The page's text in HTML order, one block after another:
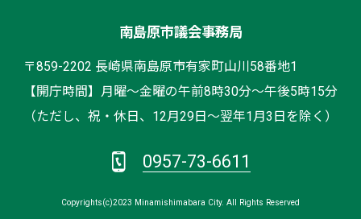
南島原市議会事務局
〒859-2202 長崎県南島原市有家町山川58番地1
【開庁時間】月曜～金曜の午前8時30分～午後5時15分
（ただし、祝・休日、12月29日～翌年1月3日を除く）
0957-73-6611
Copyrights(c)2023 Minamishimabara City. All Rights Reserved